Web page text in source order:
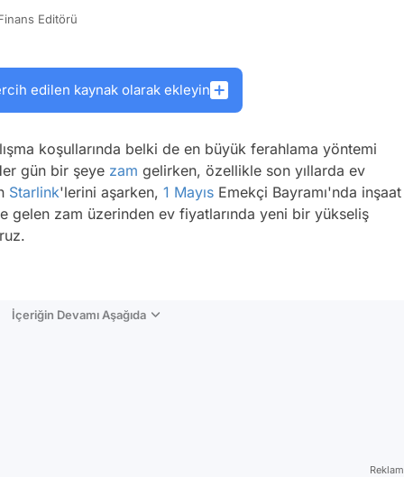
Editörü
edilen kaynak olarak ekleyin
koşullarında belki de en büyük ferahlama yöntemi
gün bir şeye zam gelirken, özellikle son yıllarda ev
Starlink'lerini aşarken, 1 Mayıs Emekçi Bayramı'nda inşaat
gelen zam üzerinden ev fiyatlarında yeni bir yükseliş
İçeriğin Devamı Aşağıda
Reklam